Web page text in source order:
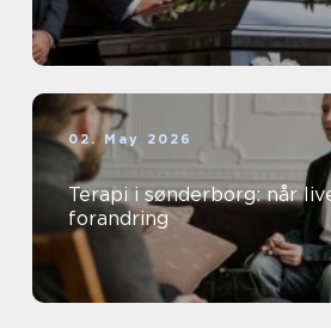
02. May 2026
Terapi i sønderborg: når
forandring